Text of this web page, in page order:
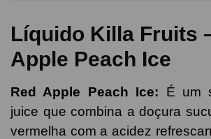
Líquido Killa Fruits
Apple Peach Ice
Red Apple Peach Ice: É um
juice que combina a doçura
vermelha com a acidez